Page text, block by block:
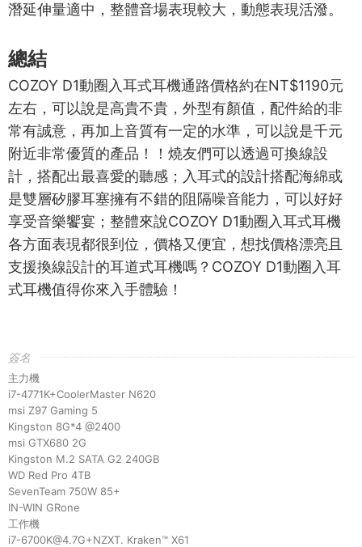
潛延伸量適中，整體音場表現較大，動態表現活潑。
總結
COZOY D1動圈入耳式耳機通路價格約在NT$1190元
左右，可以說是高貴不貴，外型有顏值，配件給的非
常有誠意，再加上音質有一定的水準，可以說是千元
附近非常優質的產品！！燒友們可以透過可換線設
計，搭配出最喜愛的聽感；入耳式的設計搭配海綿或
是雙層矽膠耳塞擁有不錯的阻隔噪音能力，可以好好
享受音樂饗宴；整體來說COZOY D1動圈入耳式耳機
各方面表現都很到位，價格又便宜，想找價格漂亮且
支援換線設計的耳道式耳機嗎？COZOY D1動圈入耳
式耳機值得你來入手體驗！
簽名
主力機
i7-4771K+CoolerMaster N620
msi Z97 Gaming 5
Kingston 8G*4 @2400
msi GTX680 2G
Kingston M.2 SATA G2 240GB
WD Red Pro 4TB
SevenTeam 750W 85+
IN-WIN GRone
工作機
i7-6700K@4.7G+NZXT. Kraken™ X61